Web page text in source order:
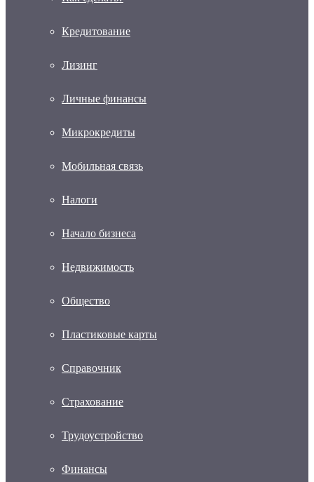
Кредитование
Лизинг
Личные финансы
Микрокредиты
Мобильная связь
Налоги
Начало бизнеса
Недвижимость
Общество
Пластиковые карты
Справочник
Страхование
Трудоустройство
Финансы